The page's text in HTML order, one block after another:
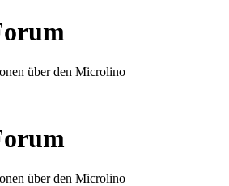
über den Microlino
über den Microlino